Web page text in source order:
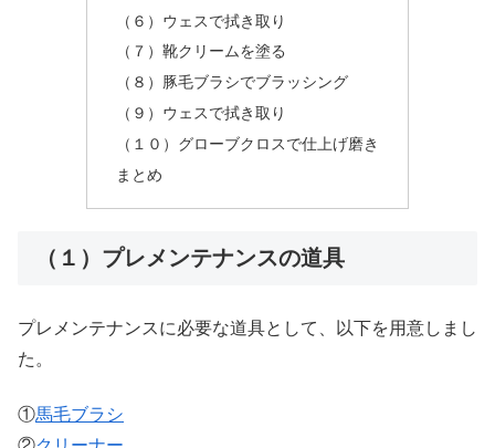
（６）ウェスで拭き取り
（７）靴クリームを塗る
（８）豚毛ブラシでブラッシング
（９）ウェスで拭き取り
（１０）グローブクロスで仕上げ磨き
まとめ
（１）プレメンテナンスの道具
プレメンテナンスに必要な道具として、以下を用意しまし
た。
①馬毛ブラシ